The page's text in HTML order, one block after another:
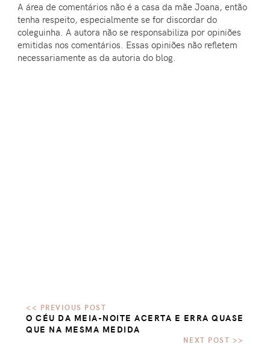
A área de comentários não é a casa da mãe Joana, então
tenha respeito, especialmente se for discordar do
coleguinha. A autora não se responsabiliza por opiniões
emitidas nos comentários. Essas opiniões não refletem
necessariamente as da autoria do blog.
O CÉU DA MEIA-NOITE ACERTA E ERRA QUASE
QUE NA MESMA MEDIDA